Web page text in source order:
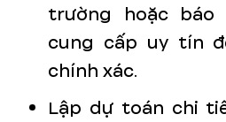
trường hoặc
cung cấp uy tín
chính xác.
Lập dự toán chi